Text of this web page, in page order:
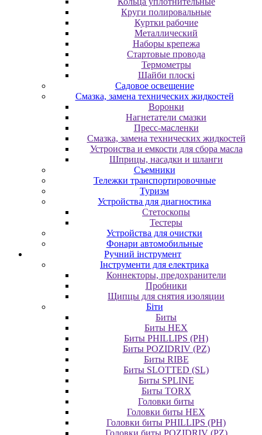
Круги полировальные
Куртки рабочие
Металлический
Наборы крепежа
Стартовые провода
Термометры
Шайби плоскі
Садовое освещение
Смазка, замена технических жидкостей
Воронки
Нагнетатели смазки
Пресс-масленки
Смазка, замена технических жидкостей
Устроиства и емкости для сбора масла
Шприцы, насадки и шланги
Съемники
Тележки транспортировочные
Туризм
Устройства для диагностика
Стетоскопы
Тестеры
Устройства для очистки
Фонари автомобильные
Ручний інструмент
Інструменти для електрика
Коннекторы, предохранители
Пробники
Щипцы для снятия изоляции
Біти
Биты
Биты HEX
Биты PHILLIPS (PH)
Биты POZIDRIV (PZ)
Биты RIBE
Биты SLOTTED (SL)
Биты SPLINE
Биты TORX
Головки биты
Головки биты HEX
Головки биты PHILLIPS (PH)
Головки биты POZIDRIV (PZ)